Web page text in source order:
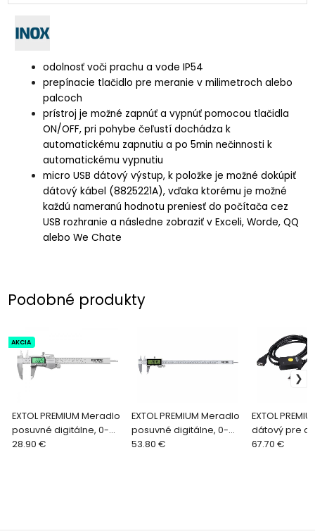
odolnosť voči prachu a vode IP54
prepínacie tlačidlo pre meranie v milimetroch alebo
palcoch
prístroj je možné zapnúť a vypnúť pomocou tlačidla
ON/OFF, pri pohybe čeľustí dochádza k
automatickému zapnutiu a po 5min nečinnosti k
automatickému vypnutiu
micro USB dátový výstup, k položke je možné dokúpiť
dátový kábel (8825221A), vďaka ktorému je možné
každú nameranú hodnotu preniesť do počítača cez
USB rozhranie a následne zobraziť v Exceli, Worde, QQ
alebo We Chate
Podobné produkty
EXTOL PREMIUM Meradlo
posuvné digitálne, 0-
150mm, rozlíšenie
AKCIA
28.90 €
EXTOL PREMIUM Meradlo
posuvné digitálne, 0-
300mm, rozlíšenie
53.80 €
EXTOL
dátový pre
posuvné
67.70 €